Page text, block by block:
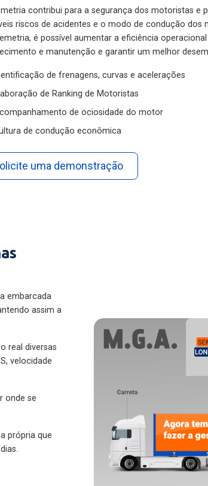
contribui para a segurança dos motoristas e
riscos de acidentes e o modo de condução dos
é possível aumentar a eficiência
e manutenção e garantir um melhor
de frenagens, curvas e acelerações
de Ranking de Motoristas
de ociosidade do motor
de condução econômica
uma demonstração
embarcada
assim a
real diversas
velocidade
onde se
própria que